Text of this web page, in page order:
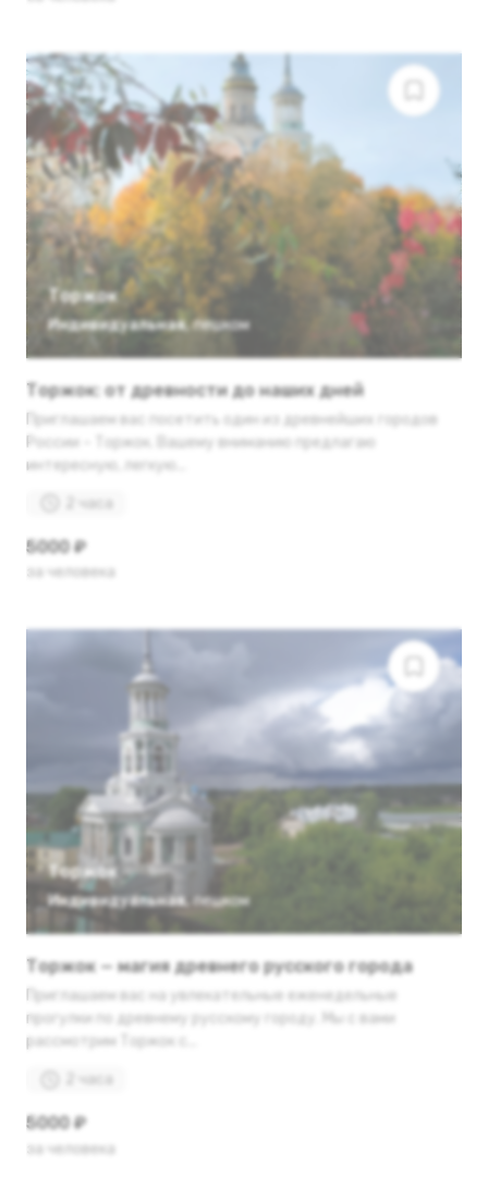
Торжок
Индивидуальная, пешком
Торжок: от древности до наших дней
Приглашаем вас посетить один из древнейших городов
России – Торжок. Вашему вниманию предлагаю
интересную, легкую...
2 часа
5000 ₽
за человека
Торжок
Индивидуальная, пешком
Торжок — магия древнего русского города
Приглашаем вас на увлекательные еженедельные
прогулки по древнему русскому городу. Мы с вами
рассмотрим Торжок с...
2 часа
5000 ₽
за человека